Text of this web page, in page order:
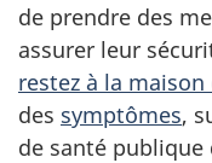
de prendre des
assurer leur
restez à la
des symptômes,
de santé publique